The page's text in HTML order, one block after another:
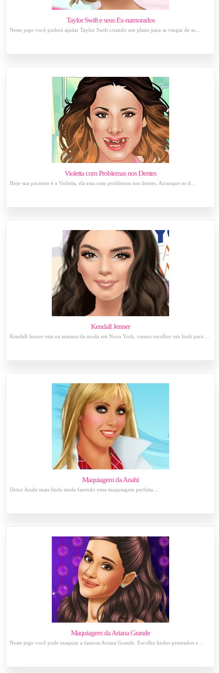
Taylor Swift e seus Ex-namorados
Neste jogo você poderá ajudar Taylor Swift criando um plano para se vingar de se...
Violetta com Problemas nos Dentes
Hoje sua paciente é a Violetta, ela esta com problemas nos dentes. Arranque os d...
Kendall Jenner
Kendall Jenner esta na semana da moda em Nova York, vamos escolher um look para ...
Maquiagem da Anahi
Deixe Anahi mais linda ainda fazendo uma maquiagem perfeita....
Maquiagem da Ariana Grande
Neste jogo você pode maquiar a famosa Ariana Grande. Escolha lindos penteados e ...